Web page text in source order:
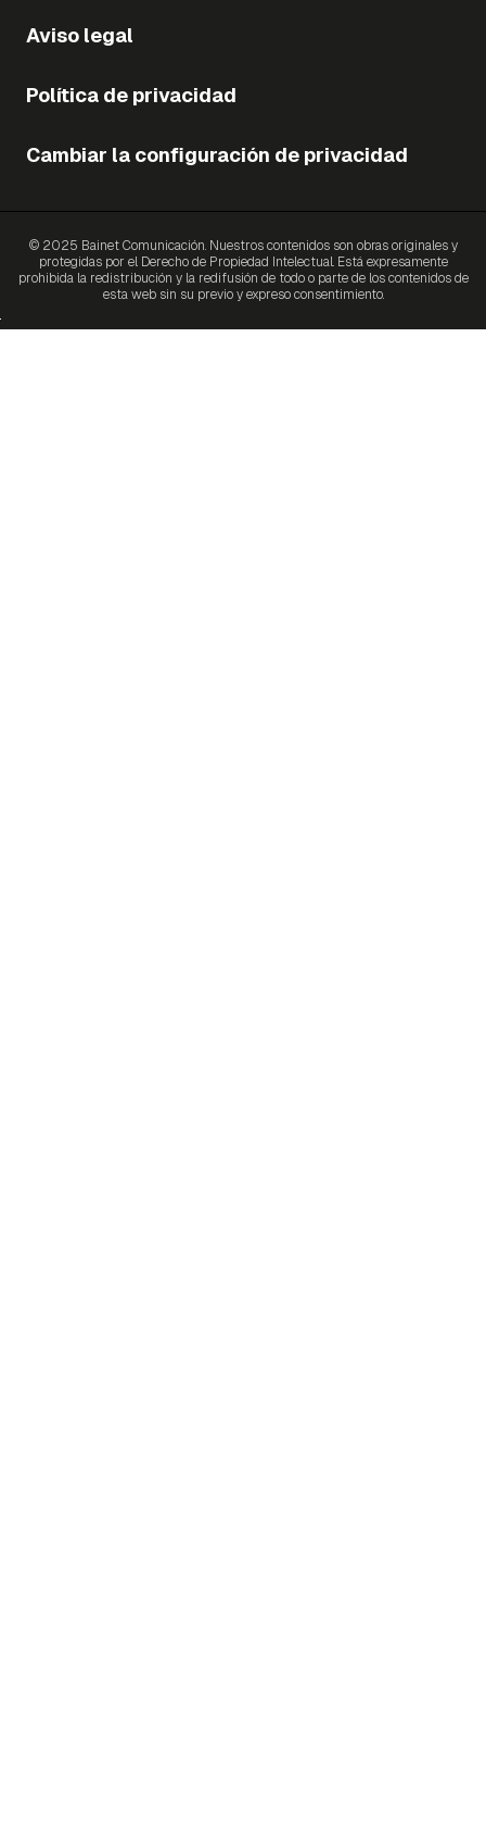
Aviso legal
Política de privacidad
Cambiar la configuración de privacidad
© 2025 Bainet Comunicación. Nuestros contenidos son obras originales y
protegidas por el Derecho de Propiedad Intelectual. Está expresamente
prohibida la redistribución y la redifusión de todo o parte de los contenidos de
esta web sin su previo y expreso consentimiento.